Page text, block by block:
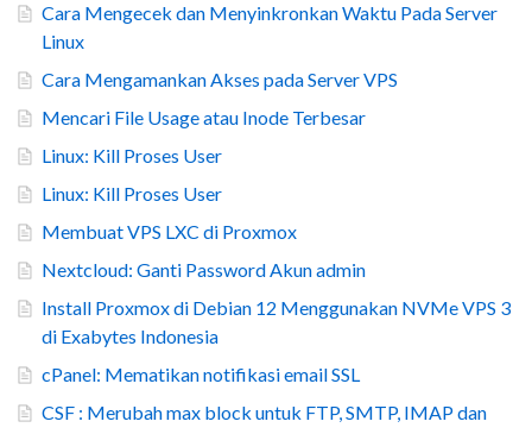
Cara Mengecek dan Menyinkronkan Waktu Pada Server
Linux
Cara Mengamankan Akses pada Server VPS
Mencari File Usage atau Inode Terbesar
Linux: Kill Proses User
Linux: Kill Proses User
Membuat VPS LXC di Proxmox
Nextcloud: Ganti Password Akun admin
Install Proxmox di Debian 12 Menggunakan NVMe VPS 3
di Exabytes Indonesia
cPanel: Mematikan notifikasi email SSL
CSF : Merubah max block untuk FTP, SMTP, IMAP dan